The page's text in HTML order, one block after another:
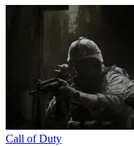
Call of Duty